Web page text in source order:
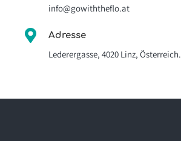
info@gowiththeflo.at
Adresse
Lederergasse, 4020 Linz, Österreich.